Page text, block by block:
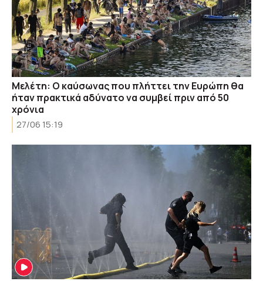
Μελέτη: Ο καύσωνας που πλήττει την Ευρώπη θα
ήταν πρακτικά αδύνατο να συμβεί πριν από 50
χρόνια
27/06 15:19